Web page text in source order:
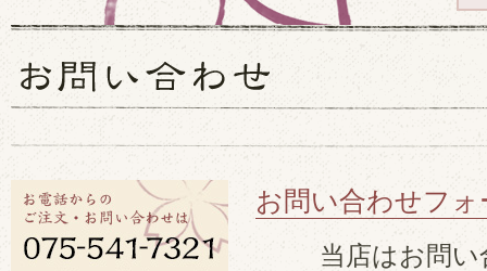
お問い合わせフォ
当店はお問